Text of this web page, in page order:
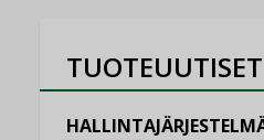
TUOTEUUTISET